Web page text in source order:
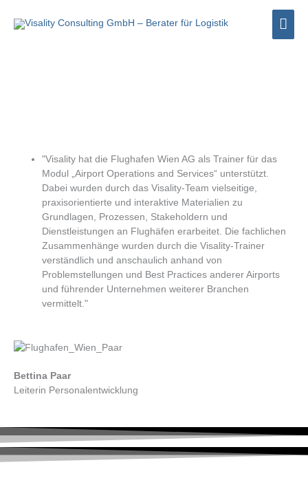
Inhalt
"Visality hat die Flughafen Wien AG als Trainer für das
Modul „Airport Operations and Services“ unterstützt.
Dabei wurden durch das Visality-Team vielseitige,
praxisorientierte und interaktive Materialien zu
Grundlagen, Prozessen, Stakeholdern und
Dienstleistungen an Flughäfen erarbeitet. Die fachlichen
Zusammenhänge wurden durch die Visality-Trainer
verständlich und anschaulich anhand von
Problemstellungen und Best Practices anderer Airports
und führender Unternehmen weiterer Branchen
vermittelt."
Bettina Paar
Leiterin Personalentwicklung